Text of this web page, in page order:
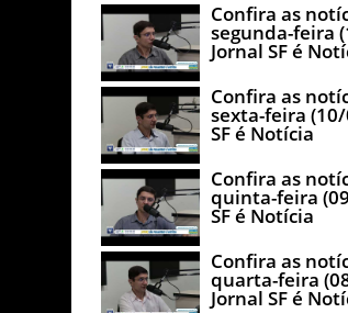
Confira as
segunda-feira
Jornal SF é
Confira as
sexta-feira
SF é Notícia
Confira as
quinta-feira
SF é Notícia
Confira as
quarta-feira
Jornal SF é